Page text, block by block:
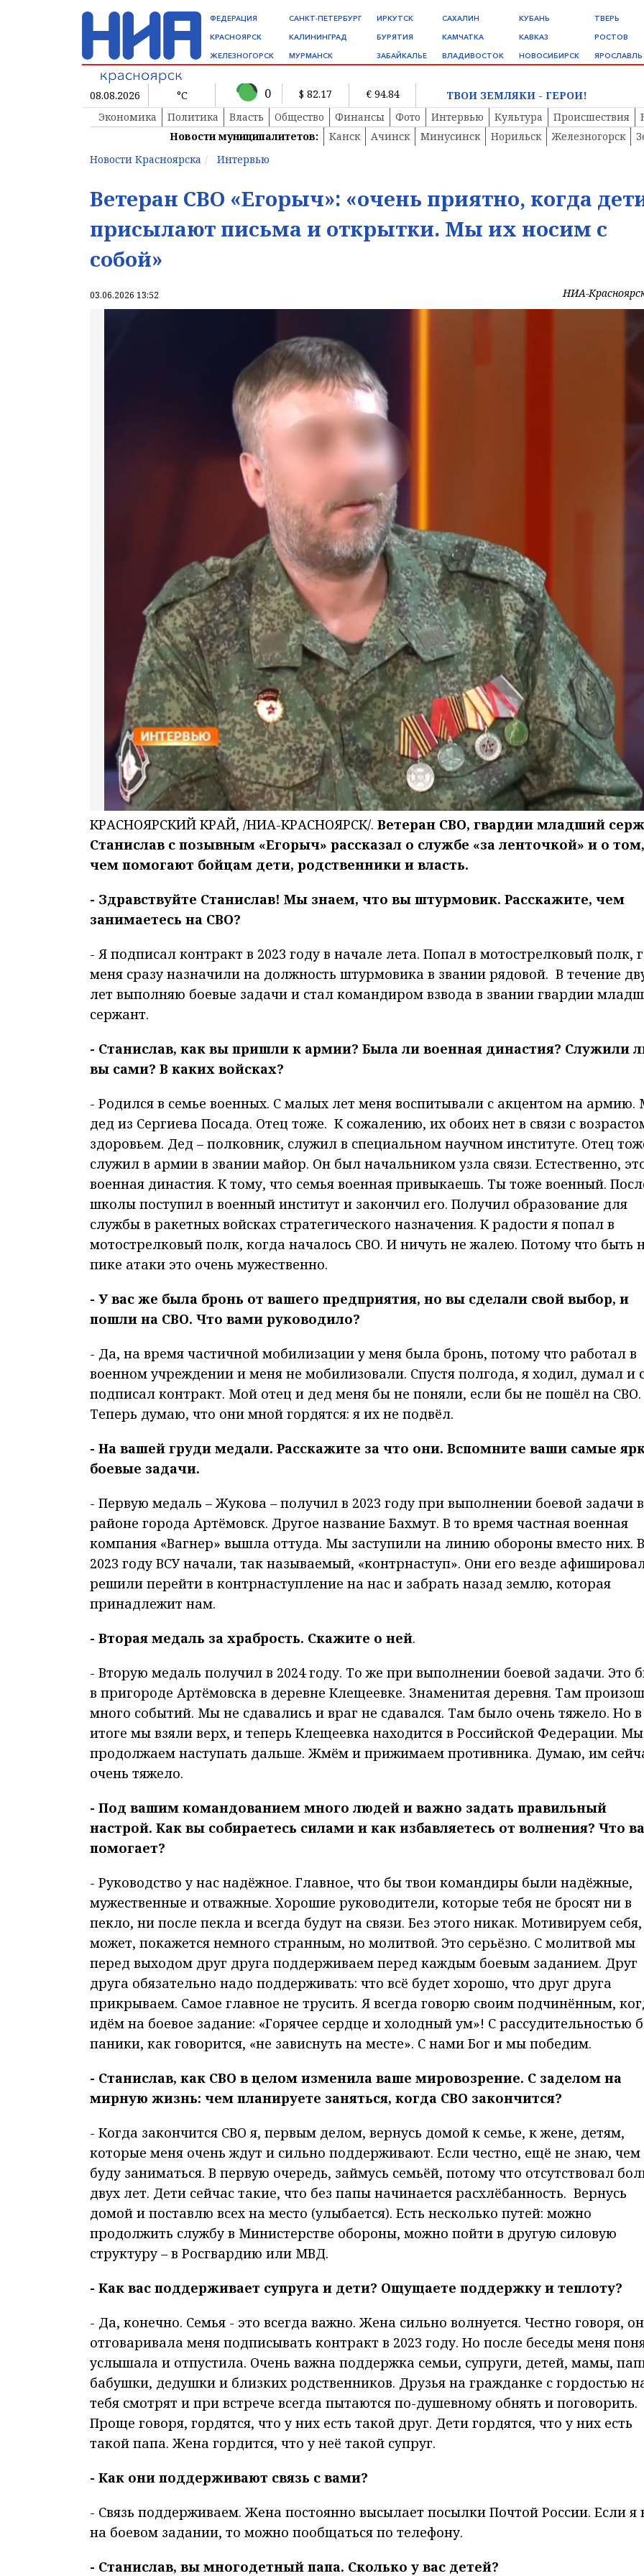
ФЕДЕРАЦИЯ
КРАСНОЯРСК
ЖЕЛЕЗНОГОРСК
САНКТ-ПЕТЕРБУРГ
КАЛИНИНГРАД
МУРМАНСК
ИРКУТСК
БУРЯТИЯ
ЗАБАЙКАЛЬЕ
САХАЛИН
КАМЧАТКА
ВЛАДИВОСТОК
КУБАНЬ
КАВКАЗ
НОВОСИБИРСК
ТВЕРЬ
РОСТОВ
ЯРОСЛАВЛЬ
08.08.2026 °C 0 $ 82.17 € 94.84
ТВОИ ЗЕМЛЯКИ - ГЕРОИ!
Экономика
Политика Власть Общество Финансы Фото Интервью Культура Происшествия
Новости муниципалитетов:
Канск Ачинск Минусинск Норильск Железногорск
Новости Красноярска
Интервью
Ветеран СВО «Егорыч»: «очень приятно, когда
присылают письма и открытки. Мы их носим с
собой»
03.06.2026 13:52 НИА-
КРАСНОЯРСКИЙ КРАЙ, /НИА-КРАСНОЯРСК/. Ветеран СВО, гвардии младший
Станислав с позывным «Егорыч» рассказал о службе «за ленточкой» и о том,
чем помогают бойцам дети, родственники и власть.
- Здравствуйте Станислав! Мы знаем, что вы штурмовик. Расскажите, чем
занимаетесь на СВО?
- Я подписал контракт в 2023 году в начале лета. Попал в мотострелковый полк,
меня сразу назначили на должность штурмовика в звании рядовой. В течение
лет выполняю боевые задачи и стал командиром взвода в звании гвардии
сержант.
- Станислав, как вы пришли к армии? Была ли военная династия? Служили
вы сами? В каких войсках?
- Родился в семье военных. С малых лет меня воспитывали с акцентом на армию.
дед из Сергиева Посада. Отец тоже. К сожалению, их обоих нет в связи с
здоровьем. Дед – полковник, служил в специальном научном институте. Отец
служил в армии в звании майор. Он был начальником узла связи. Естественно,
военная династия. К тому, что семья военная привыкаешь. Ты тоже военный.
школы поступил в военный институт и закончил его. Получил образование для
службы в ракетных войсках стратегического назначения. К радости я попал в
мотострелковый полк, когда началось СВО. И ничуть не жалею. Потому что быть
пике атаки это очень мужественно.
- У вас же была бронь от вашего предприятия, но вы сделали свой выбор, и
пошли на СВО. Что вами руководило?
- Да, на время частичной мобилизации у меня была бронь, потому что работал в
военном учреждении и меня не мобилизовали. Спустя полгода, я ходил, думал и
подписал контракт. Мой отец и дед меня бы не поняли, если бы не пошёл на СВО.
Теперь думаю, что они мной гордятся: я их не подвёл.
- На вашей груди медали. Расскажите за что они. Вспомните ваши самые
боевые задачи.
- Первую медаль – Жукова – получил в 2023 году при выполнении боевой задачи в
районе города Артёмовск. Другое название Бахмут. В то время частная военная
компания «Вагнер» вышла оттуда. Мы заступили на линию обороны вместо них. В
2023 году ВСУ начали, так называемый, «контрнаступ». Они его везде
решили перейти в контрнаступление на нас и забрать назад землю, которая
принадлежит нам.
- Вторая медаль за храбрость. Скажите о ней.
- Вторую медаль получил в 2024 году. То же при выполнении боевой задачи. Это
в пригороде Артёмовска в деревне Клещеевке. Знаменитая деревня. Там
много событий. Мы не сдавались и враг не сдавался. Там было очень тяжело. Но в
итоге мы взяли верх, и теперь Клещеевка находится в Российской Федерации. Мы
продолжаем наступать дальше. Жмём и прижимаем противника. Думаю, им
очень тяжело.
- Под вашим командованием много людей и важно задать правильный
настрой. Как вы собираетесь силами и как избавляетесь от волнения? Что
помогает?
- Руководство у нас надёжное. Главное, что бы твои командиры были надёжные,
мужественные и отважные. Хорошие руководители, которые тебя не бросят ни в
пекло, ни после пекла и всегда будут на связи. Без этого никак. Мотивируем себя,
может, покажется немного странным, но молитвой. Это серьёзно. С молитвой мы
перед выходом друг друга поддерживаем перед каждым боевым заданием. Друг
друга обязательно надо поддерживать: что всё будет хорошо, что друг друга
прикрываем. Самое главное не трусить. Я всегда говорю своим подчинённым,
идём на боевое задание: «Горячее сердце и холодный ум»! С рассудительностью
паники, как говорится, «не зависнуть на месте». С нами Бог и мы победим.
- Станислав, как СВО в целом изменила ваше мировозрение. С заделом на
мирную жизнь: чем планируете заняться, когда СВО закончится?
- Когда закончится СВО я, первым делом, вернусь домой к семье, к жене, детям,
которые меня очень ждут и сильно поддерживают. Если честно, ещё не знаю, чем
буду заниматься. В первую очередь, займусь семьёй, потому что отсутствовал
двух лет. Дети сейчас такие, что без папы начинается расхлёбанность. Вернусь
домой и поставлю всех на место (улыбается). Есть несколько путей: можно
продолжить службу в Министерстве обороны, можно пойти в другую силовую
структуру – в Росгвардию или МВД.
- Как вас поддерживает супруга и дети? Ощущаете поддержку и теплоту?
- Да, конечно. Семья - это всегда важно. Жена сильно волнуется. Честно говоря,
отговаривала меня подписывать контракт в 2023 году. Но после беседы меня
услышала и отпустила. Очень важна поддержка семьи, супруги, детей, мамы,
бабушки, дедушки и близких родственников. Друзья на гражданке с гордостью
тебя смотрят и при встрече всегда пытаются по-душевному обнять и поговорить.
Проще говоря, гордятся, что у них есть такой друг. Дети гордятся, что у них есть
такой папа. Жена гордится, что у неё такой супруг.
- Как они поддерживают связь с вами?
- Связь поддерживаем. Жена постоянно высылает посылки Почтой России. Если я
на боевом задании, то можно пообщаться по телефону.
- Станислав, вы многодетный папа. Сколько у вас детей?